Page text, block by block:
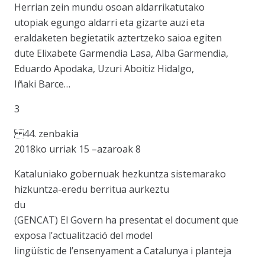
Herrian zein mundu osoan aldarrikatutako
utopiak egungo aldarri eta gizarte auzi eta
eraldaketen begietatik aztertzeko saioa egiten
dute Elixabete Garmendia Lasa, Alba Garmendia,
Eduardo Apodaka, Uzuri Aboitiz Hidalgo,
Iñaki Barce…
3
44. zenbakia
2018ko urriak 15 –azaroak 8
Kataluniako gobernuak hezkuntza sistemarako
hizkuntza-eredu berritua aurkeztu
du
(GENCAT) El Govern ha presentat el document que
exposa l’actualització del model
lingüístic de l’ensenyament a Catalunya i planteja